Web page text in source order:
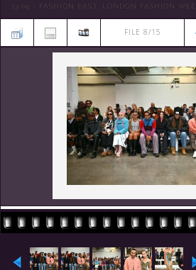
13.09 - FASHION EAST, LONDON FASHION
FILE 8/15